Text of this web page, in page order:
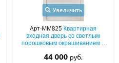
Увеличить
Арт-ММ825 Квартирная
входная дверь со светлым
порошковым окрашиванием и
«полосы» на металле
44 000 руб.